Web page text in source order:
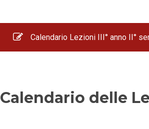
Calendario Lezioni III° anno II°
Calendario delle